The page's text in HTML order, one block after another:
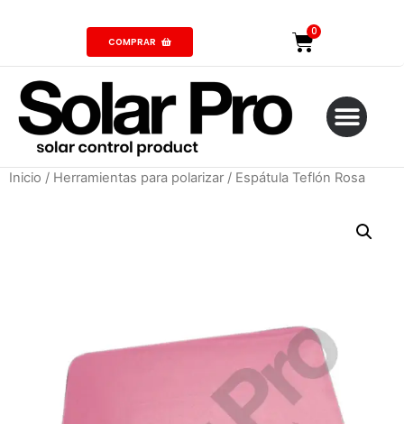
COMPRAR
Inicio / Herramientas para polarizar / Espátula Teflón Rosa